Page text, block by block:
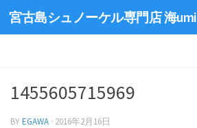
宮古島シュノーケル専門店 海umi
1455605715969
BYEGAWA · 2016年2月16日